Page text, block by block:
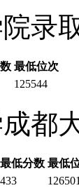
录
最低位次
125544
都
最低分数 最低
433